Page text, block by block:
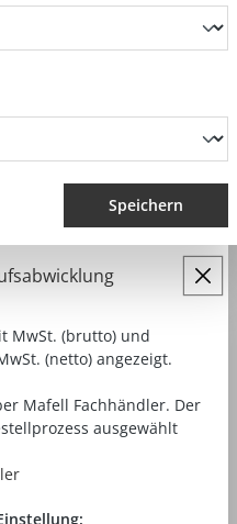
250 VARIO
DETAILANSICHT
Speichern
MwSt. (brutto) und
(netto) angezeigt.
Mafell Fachhändler. Der
ausgewählt